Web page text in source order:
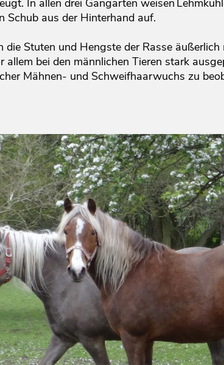
Schub aus der Hinterhand auf.
die Stuten und Hengste der Rasse
allem bei den männlichen Tieren stark
Mähnen- und Schweifhaarwuchs zu